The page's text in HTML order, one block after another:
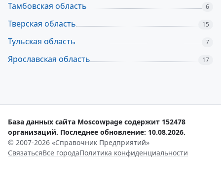
Тамбовская область 6
Тверская область 15
Тульская область 7
Ярославская область 17
База данных сайта Moscowpage содержит 152478
организаций. Последнее обновление: 10.08.2026.
© 2007-2026 «Справочник Предприятий»
СвязатьсяВсе городаПолитика конфиденциальности